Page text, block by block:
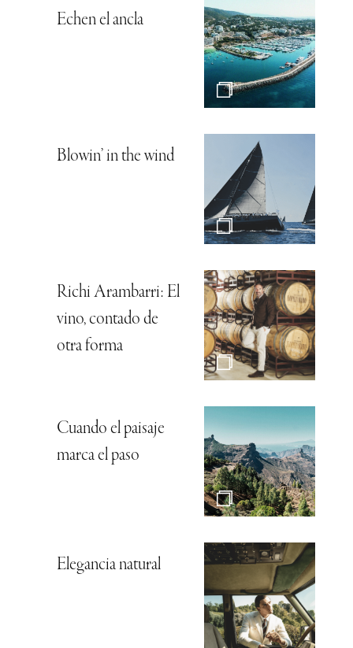
Echen el ancla
Blowin’ in the wind
Richi Arambarri: El
vino, contado de
otra forma
Cuando el paisaje
marca el paso
Elegancia natural